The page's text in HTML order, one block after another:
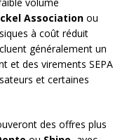
Association ou
à coût réduit
généralement un
et des virements SEPA
et certaines
des offres plus